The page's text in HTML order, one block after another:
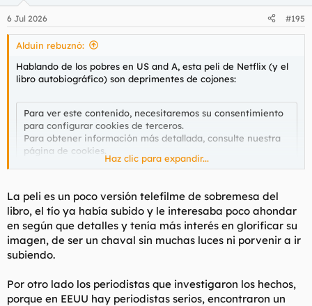
e
s
6 Jul 2026 #195
Alduin rebuznó:
Hablando de los pobres en US and A, esta peli de Netflix (y el
libro autobiográfico) son deprimentes de cojones:
Para ver este contenido, necesitaremos su consentimiento
para configurar cookies de terceros.
Para obtener información más detallada, consulte nuestra
página de cookies
Aceptar cookies de terceros
Y si, es el que ha llegado a vicepresidente.
Cuando JD Vance publicó el libro, muchos pobres de las
montañas de Appalachia se lo tomaron muy mal, como que
dejado atrás".
Haz clic para expandir...
La peli es un poco versión telefilme de sobremesa del
libro, el tío ya había subido y le interesaba poco ahondar
en según que detalles y tenía más interés en glorificar su
imagen, de ser un chaval sin muchas luces ni porvenir a ir
subiendo.
Por otro lado los periodistas que investigaron los hechos,
porque en EEUU hay periodistas serios, encontraron un